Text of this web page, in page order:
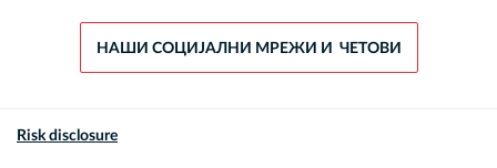
НАШИ СОЦИЈАЛНИ МРЕЖИ И ЧЕТОВИ
Risk disclosure